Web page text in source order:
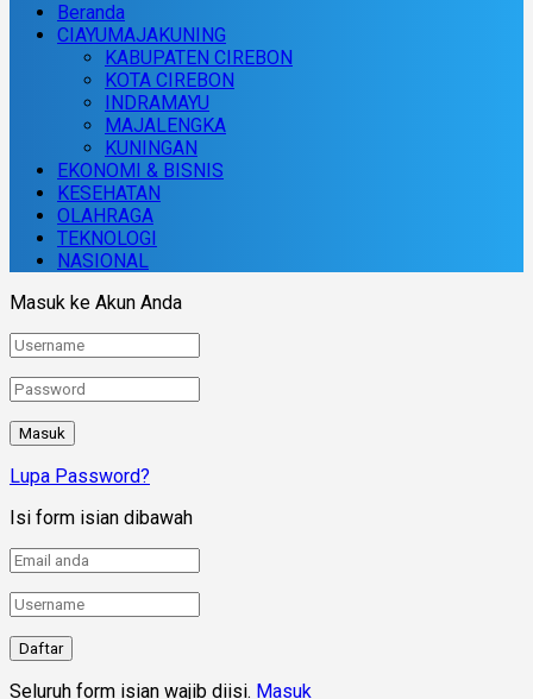
Beranda
CIAYUMAJAKUNING
KABUPATEN CIREBON
KOTA CIREBON
INDRAMAYU
MAJALENGKA
KUNINGAN
EKONOMI & BISNIS
KESEHATAN
OLAHRAGA
TEKNOLOGI
NASIONAL
Masuk ke Akun Anda
Lupa Password?
Isi form isian dibawah
Seluruh form isian wajib diisi. Masuk